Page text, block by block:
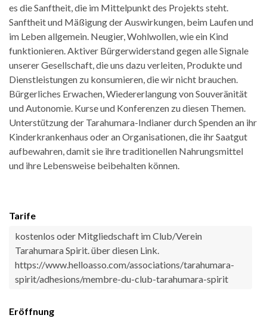
es die Sanftheit, die im Mittelpunkt des Projekts steht.
Sanftheit und Mäßigung der Auswirkungen, beim Laufen und
im Leben allgemein. Neugier, Wohlwollen, wie ein Kind
funktionieren. Aktiver Bürgerwiderstand gegen alle Signale
unserer Gesellschaft, die uns dazu verleiten, Produkte und
Dienstleistungen zu konsumieren, die wir nicht brauchen.
Bürgerliches Erwachen, Wiedererlangung von Souveränität
und Autonomie. Kurse und Konferenzen zu diesen Themen.
Unterstützung der Tarahumara-Indianer durch Spenden an ihr
Kinderkrankenhaus oder an Organisationen, die ihr Saatgut
aufbewahren, damit sie ihre traditionellen Nahrungsmittel
und ihre Lebensweise beibehalten können.
Tarife
kostenlos oder Mitgliedschaft im Club/Verein
Tarahumara Spirit. über diesen Link.
https://www.helloasso.com/associations/tarahumara-
spirit/adhesions/membre-du-club-tarahumara-spirit
Eröffnung